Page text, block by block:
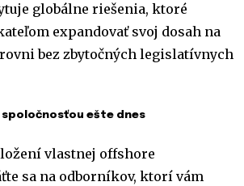
globálne riešenia, ktoré
expandovať svoj dosah na
bez zbytočných legislatívnych
ešte dnes
vlastnej offshore
sa na odborníkov, ktorí vám